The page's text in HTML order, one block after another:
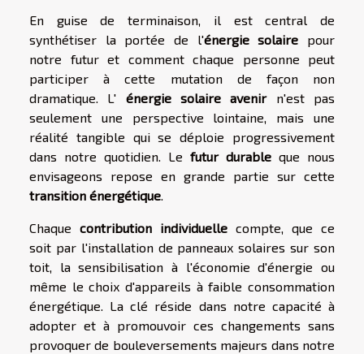
En guise de terminaison, il est central de
synthétiser la portée de l'énergie solaire pour
notre futur et comment chaque personne peut
participer à cette mutation de façon non
dramatique. L' énergie solaire avenirn'est pas
seulement une perspective lointaine, mais une
réalité tangible qui se déploie progressivement
dans notre quotidien. Le futur durable que nous
envisageons repose en grande partie sur cette
transition énergétique.
Chaque contribution individuelle compte, que ce
soit par l'installation de panneaux solaires sur son
toit, la sensibilisation à l'économie d'énergie ou
même le choix d'appareils à faible consommation
énergétique. La clé réside dans notre capacité à
adopter et à promouvoir ces changements sans
provoquer de bouleversements majeurs dans notre